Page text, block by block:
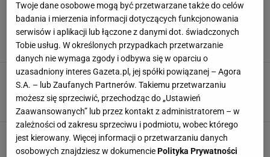
Piotr Mróz rozstał się z narzeczoną. Pomaga
mu wiara. "Dołączyłem do grupy
pielgrzymkowej"
Nikola Siwik,12 SIERPNIA 2024, 13:28
Była narzeczona Piotra Mroza zabrała głos.
Mówi o rozstaniu i rodzinie
Dominika Kowalska, 7 SIERPNIA 2024, 21:18
Piotr Mróz w hotelu tylko dla dorosłych. Cieszy
się, że brakuje tam dzieci. "Robiłyby hałas"
Twoje dane osobowe mogą być przetwarzane także do celów
badania i mierzenia informacji dotyczących funkcjonowania
serwisów i aplikacji lub łączone z danymi dot. świadczonych
Tobie usług. W określonych przypadkach przetwarzanie
danych nie wymaga zgody i odbywa się w oparciu o
uzasadniony interes Gazeta.pl, jej spółki powiązanej – Agora
S.A. – lub Zaufanych Partnerów. Takiemu przetwarzaniu
możesz się sprzeciwić, przechodząc do „Ustawień
Zaawansowanych” lub przez kontakt z administratorem – w
zależności od zakresu sprzeciwu i podmiotu, wobec którego
jest kierowany. Więcej informacji o przetwarzaniu danych
osobowych znajdziesz w dokumencie Polityka Prywatności